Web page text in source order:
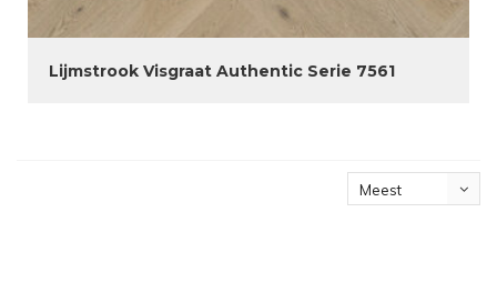
Lijmstrook Visgraat Authentic Serie 7561
Meest